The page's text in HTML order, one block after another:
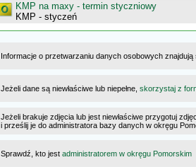
KMP na maxy - termin styczniowy
KMP - styczeń
Informacje o przetwarzaniu danych osobowych
Jeżeli dane są niewłaściwe lub niepełne, skorzystaj z
Jeżeli brakuje zdjęcia lub jest niewłaściwe przygotuj
i prześlij je do administratora bazy danych w okręgu
Sprawdź, kto jest administratorem w okręgu Pomorskim